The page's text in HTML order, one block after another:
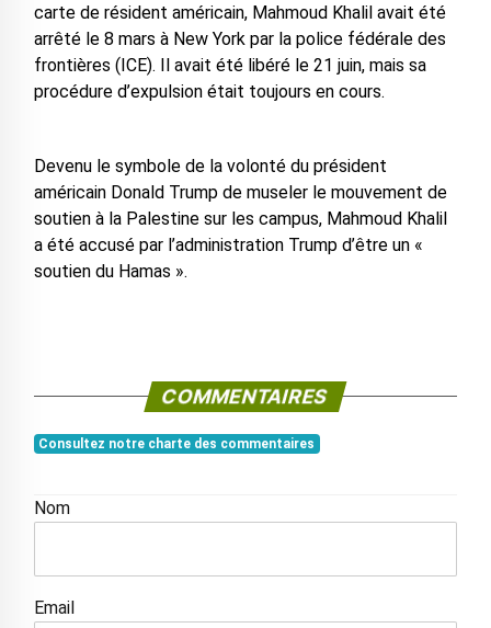
carte de résident américain, Mahmoud Khalil avait été
arrêté le 8 mars à New York par la police fédérale des
frontières (ICE). Il avait été libéré le 21 juin, mais sa
procédure d’expulsion était toujours en cours.
Devenu le symbole de la volonté du président
américain Donald Trump de museler le mouvement de
soutien à la Palestine sur les campus, Mahmoud Khalil
a été accusé par l’administration Trump d’être un «
soutien du Hamas ».
COMMENTAIRES
Consultez notre charte des commentaires
Nom
Email